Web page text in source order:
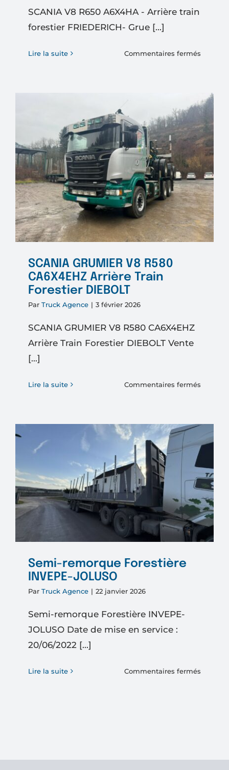
SCANIA V8 R650 A6X4HA - Arrière train
forestier FRIEDERICH- Grue [...]
Lire la suite Commentaires fermés
A6X4HA
–
Arrière
train
forestier
Grue
LOGLIFT
281S
SCANIA GRUMIER V8 R580
CA6X4EHZ Arrière Train
Forestier DIEBOLT
Par Truck Agence | 3 février 2026
SCANIA GRUMIER V8 R580 CA6X4EHZ
Arrière Train Forestier DIEBOLT Vente
[...]
Lire la suite Commentaires fermés
Train
Semi-remorque Forestière
INVEPE-JOLUSO
Par Truck Agence | 22 janvier 2026
Semi-remorque Forestière INVEPE-
JOLUSO Date de mise en service :
20/06/2022 [...]
Lire la suite Commentaires fermés